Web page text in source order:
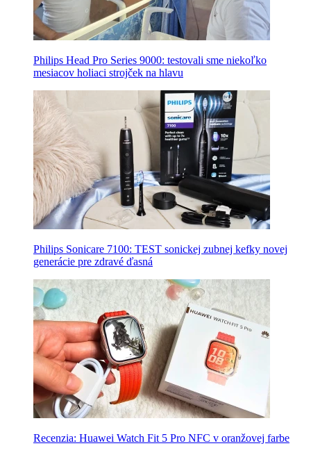
Philips Head Pro Series 9000: testovali sme niekoľko
mesiacov holiaci strojček na hlavu
Philips Sonicare 7100: TEST sonickej zubnej kefky novej
generácie pre zdravé ďasná
Recenzia: Huawei Watch Fit 5 Pro NFC v oranžovej farbe